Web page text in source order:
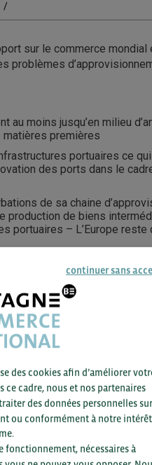
/
sur le commerce mondial
problèmes
moins jusqu’en milieu
premières
portuaires ce
des ports dans le
de sa chaine
production de biens
portuaires – L’Europe reste
de la production à
des couleurs (Prévisions
exportations françaises) :
d’exportations
continuer sans
des cookies afin d’améliorer
ce cadre, nous et nos partenaires
des données personnelles sur
ou conformément à notre intérêt
fonctionnement, nécessaires à